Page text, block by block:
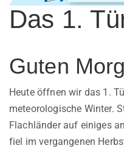
Das 1.
Guten
Heute öffnen wir das 1.
meteorologische Winter.
Flachländer auf einiges
fiel im vergangenen